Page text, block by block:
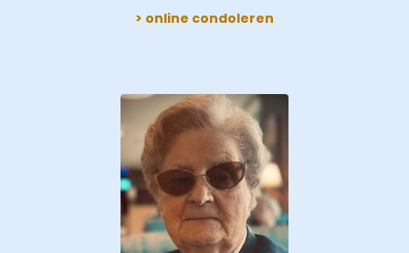
> online condoleren